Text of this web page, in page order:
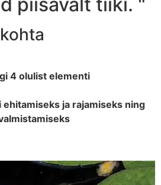
4 olulist elementi
ja rajamiseks ning